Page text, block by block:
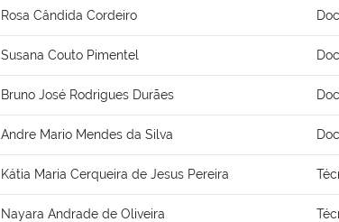
Rosa Cândida Cordeiro
Susana Couto Pimentel
Bruno José Rodrigues Durães
Andre Mario Mendes da Silva
Kátia Maria Cerqueira de Jesus Pereira
Nayara Andrade de Oliveira